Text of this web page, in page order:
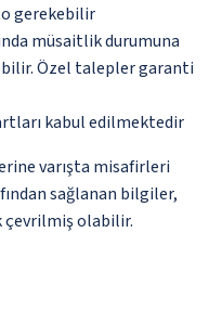
gerekebilir
müsaitlik durumuna
Özel talepler garanti
kabul edilmektedir
varışta misafirleri
sağlanan bilgiler,
çevrilmiş olabilir.